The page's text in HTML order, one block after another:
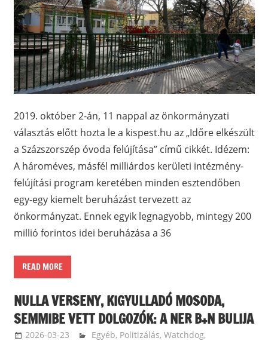
2019. október 2-án, 11 nappal az önkormányzati
választás előtt hozta le a kispest.hu az „Időre elkészült
a Százszorszép óvoda felújítása” című cikkét. Idézem:
A hároméves, másfél milliárdos kerületi intézmény-
felújítási program keretében minden esztendőben
egy-egy kiemelt beruházást tervezett az
önkormányzat. Ennek egyik legnagyobb, mintegy 200
millió forintos idei beruházása a 36
READ MORE
NULLA VERSENY, KIGYULLADÓ MOSODA,
SEMMIBE VETT DOLGOZÓK: A NER B+N BULIJA
2026-03-23 balazssandorsandorbalazs
Egyéb, Politizálás, Watchdog,